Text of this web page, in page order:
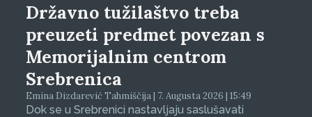
Državno tužilaštvo treba
preuzeti predmet povezan s
Memorijalnim centrom
Srebrenica
Emina Dizdarević Tahmiščija | 7. Augusta 2026 | 15:49
Dok se u Srebrenici nastavljaju saslušavati